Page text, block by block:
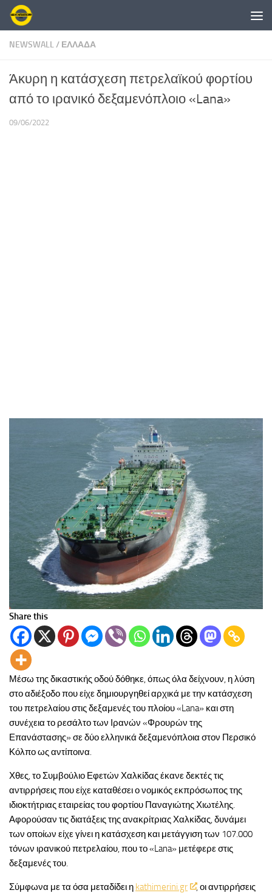
Skip to content
NEWSWALL/ ΕΛΛΑΔΑ
Άκυρη η κατάσχεση πετρελαϊκού φορτίου
από το ιρανικό δεξαμενόπλοιο «Lana»
09/06/2022
Share this
Μέσω της δικαστικής οδού δόθηκε, όπως όλα δείχνουν, η λύση
στο αδιέξοδο που είχε δημιουργηθεί αρχικά με την κατάσχεση
του πετρελαίου στις δεξαμενές του πλοίου «Lana» και στη
συνέχεια το ρεσάλτο των Ιρανών «Φρουρών της
Επανάστασης» σε δύο ελληνικά δεξαμενόπλοια στον Περσικό
Κόλπο ως αντίποινα.
Χθες, το Συμβούλιο Εφετών Χαλκίδας έκανε δεκτές τις
αντιρρήσεις που είχε καταθέσει ο νομικός εκπρόσωπος της
ιδιοκτήτριας εταιρείας του φορτίου Παναγιώτης Χιωτέλης.
Αφορούσαν τις διατάξεις της ανακρίτριας Χαλκίδας, δυνάμει
των οποίων είχε γίνει η κατάσχεση και μετάγγιση των 107.000
τόνων ιρανικού πετρελαίου, που το «Lana» μετέφερε στις
δεξαμενές του.
Σύμφωνα με τα όσα μεταδίδει η kathimerini.gr
, οι αντιρρήσεις